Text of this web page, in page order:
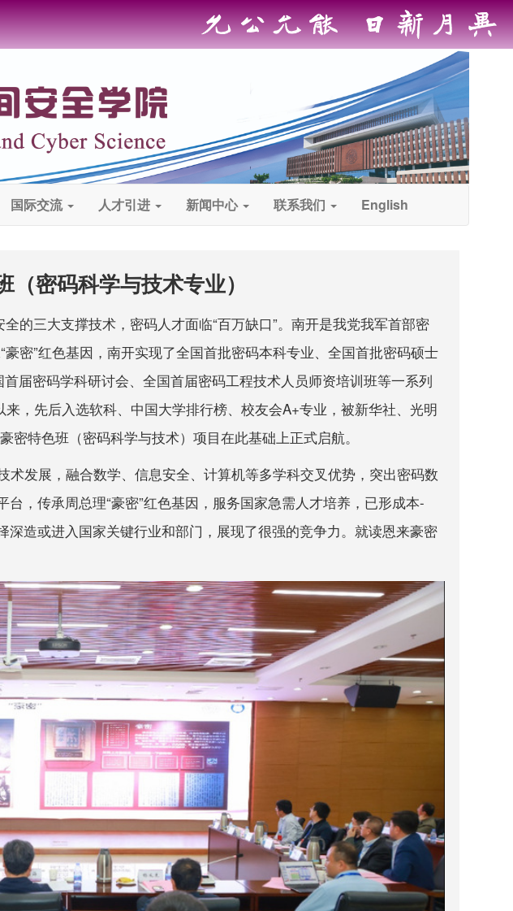
国际交流 人才引进 新闻中心 联系我们 English
（密码科学与技术专业）
的三大支撑技术，密码人才面临“百万缺口”。南开是我党我军首部密
密”红色基因，南开实现了全国首批密码本科专业、全国首批密码硕士
届密码学科研讨会、全国首届密码工程技术人员师资培训班等一系列
，先后入选软科、中国大学排行榜、校友会A+专业，被新华社、光明
密特色班（密码科学与技术）项目在此基础上正式启航。
术发展，融合数学、信息安全、计算机等多学科交叉优势，突出密码数
，传承周总理“豪密”红色基因，服务国家急需人才培养，已形成本-
造或进入国家关键行业和部门，展现了很强的竞争力。就读恩来豪密